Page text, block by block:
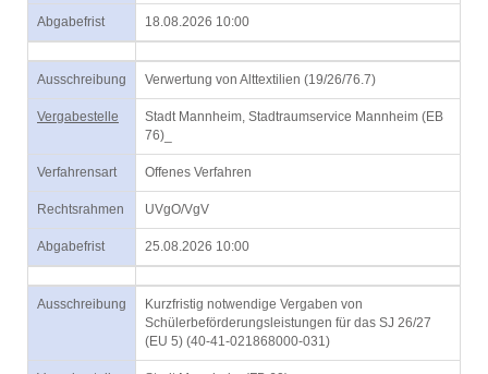
Abgabefrist 18.08.2026 10:00
Ausschreibung Verwertung von Alttextilien (19/26/76.7)
Vergabestelle
Stadt Mannheim, Stadtraumservice Mannheim (EB
76)_
Verfahrensart Offenes Verfahren
Rechtsrahmen UVgO/VgV
Abgabefrist 25.08.2026 10:00
Ausschreibung
Kurzfristig notwendige Vergaben von
Schülerbeförderungsleistungen für das SJ 26/27
(EU 5) (40-41-021868000-031)